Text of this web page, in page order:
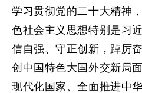
学习贯彻党的二十大精神
色社会主义思想特别是习
信自强、守正创新，踔厉
创中国特色大国外交新局
现代化国家、全面推进中